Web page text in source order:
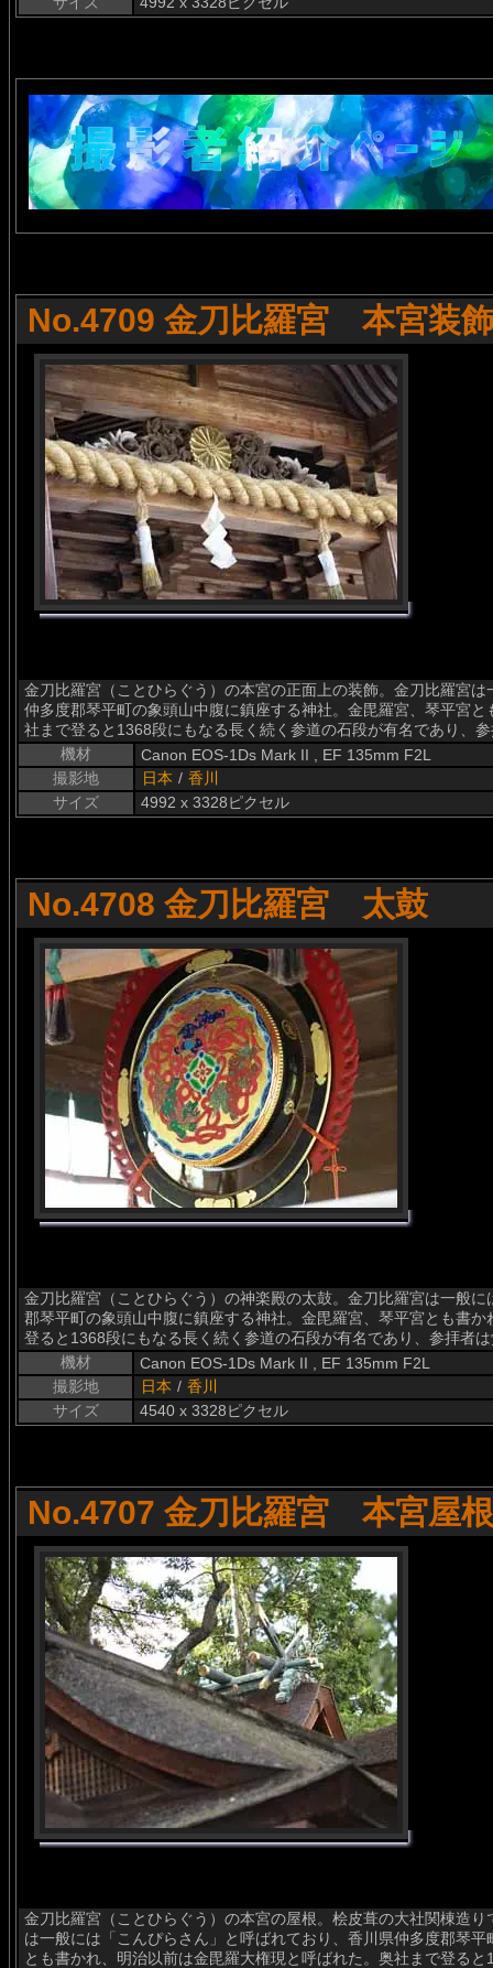
No.4709 金刀比羅宮 本宮装飾
金刀比羅宮（ことひらぐう）の本宮の正面上の装飾。金刀比羅宮
仲多度郡琴平町の象頭山中腹に鎮座する神社。金毘羅宮、琴平宮
社まで登ると1368段にもなる長く続く参道の石段が有名であり、
機材
Canon EOS-1Ds Mark II , EF 135mm F2L
撮影地
日本 / 香川
サイズ
4992 x 3328ピクセル
No.4708 金刀比羅宮 太鼓
金刀比羅宮（ことひらぐう）の神楽殿の太鼓。金刀比羅宮は一般
郡琴平町の象頭山中腹に鎮座する神社。金毘羅宮、琴平宮とも書
登ると1368段にもなる長く続く参道の石段が有名であり、参拝者
機材
Canon EOS-1Ds Mark II , EF 135mm F2L
撮影地
日本 / 香川
サイズ
4540 x 3328ピクセル
No.4707 金刀比羅宮 本宮屋根
金刀比羅宮（ことひらぐう）の本宮の屋根。桧皮葺の大社関棟造
は一般には「こんぴらさん」と呼ばれており、香川県仲多度郡琴
とも書かれ、明治以前は金毘羅大権現と呼ばれた。奥社まで登る